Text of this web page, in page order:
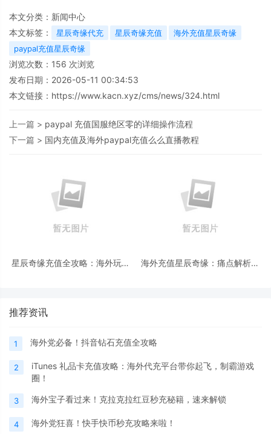
本文分类： 新闻中心
本文标签：
星辰奇缘代充 星辰奇缘充值
海外充值星辰奇缘
paypal充值星辰奇缘
浏览次数： 156 次浏览
发布日期：2026-05-11 00:34:53
本文链接： https://www.kacn.xyz/cms/news/324.html
上一篇 > paypal 充值国服绝区零的详细操作流程
下一篇 > 国内充值及海外paypal充值么么直播教程
星辰奇缘充值全攻略：海外玩家
海外充值星辰奇缘：痛点解析与
推荐资讯
1 海外党必备！抖音钻石充值全攻略
2
iTunes 礼品卡充值攻略：海外代充平台带你起飞，制霸游戏
圈！
3 海外宝子看过来！克拉克拉红豆秒充秘籍，速来解锁
4 海外党狂喜！快手快币秒充攻略来啦！